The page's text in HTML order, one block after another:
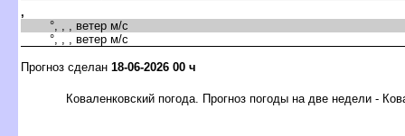
,
°, , , ветер м/с
°, , , ветер м/с
Прогноз сделан 18-06-2026 00 ч
Коваленковский погода. Прогноз погоды на две недели -